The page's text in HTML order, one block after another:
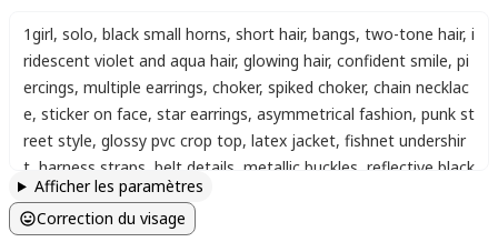
1girl, solo, black small horns, short hair, bangs, two-tone hair, i
ridescent violet and aqua hair, glowing hair, confident smile, pi
ercings, multiple earrings, choker, spiked choker, chain necklac
e, sticker on face, star earrings, asymmetrical fashion, punk st
reet style, glossy pvc crop top, latex jacket, fishnet undershir
t harness straps belt details metallic buckles reflective black
outfit, glossy texture, bat wings
p, upper body, from below
Afficher les paramètres
Correction du visage